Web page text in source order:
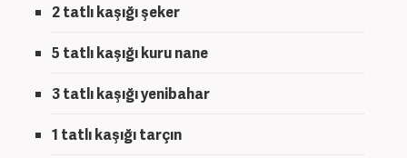
2 tatlı kaşığı şeker
5 tatlı kaşığı kuru nane
3 tatlı kaşığı yenibahar
1 tatlı kaşığı tarçın